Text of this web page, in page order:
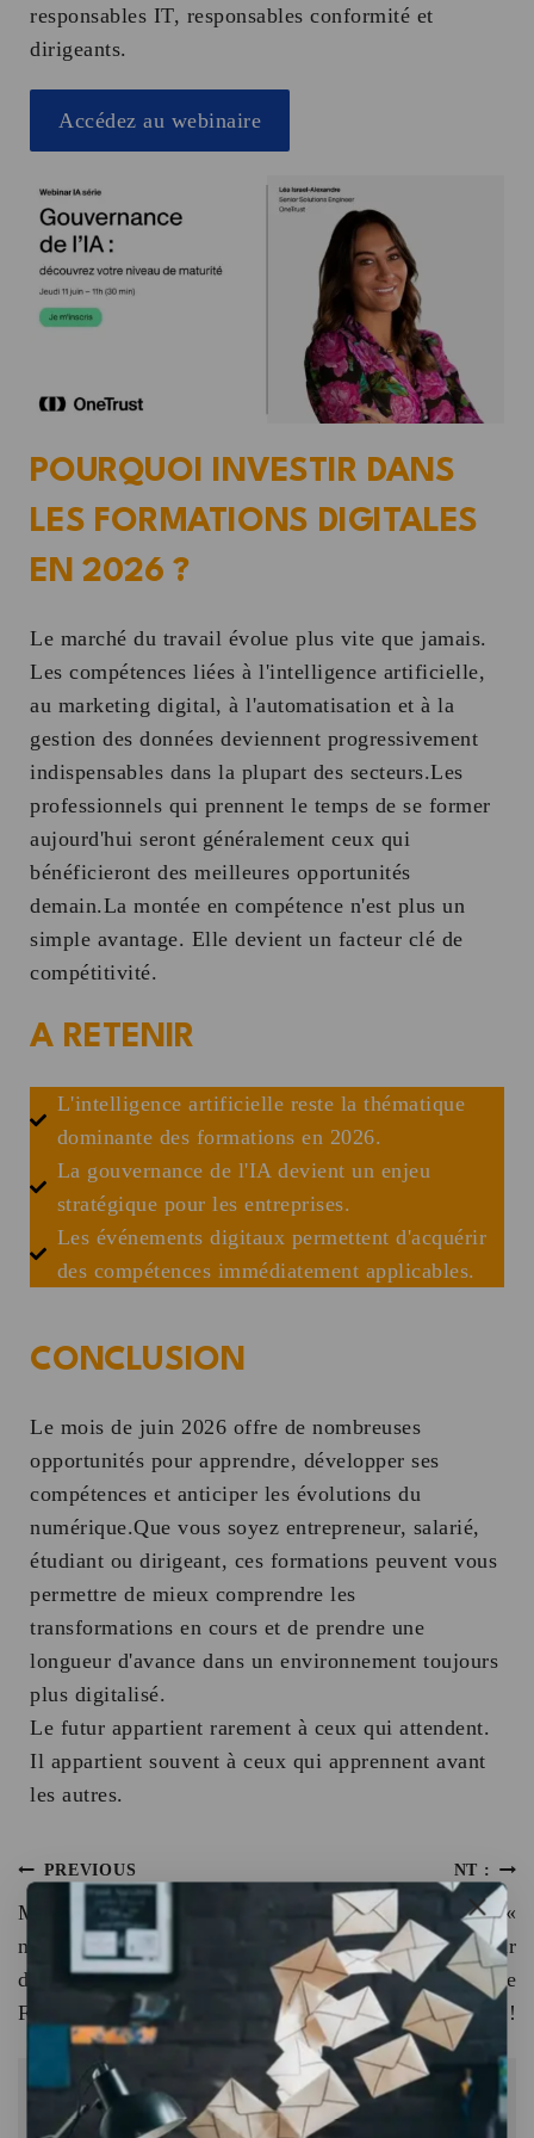
responsables IT, responsables conformité et
dirigeants.
Accédez au webinaire
POURQUOI INVESTIR DANS
LES FORMATIONS DIGITALES
EN 2026 ?
Le marché du travail évolue plus vite que jamais.
Les compétences liées à l'intelligence artificielle,
au marketing digital, à l'automatisation et à la
gestion des données deviennent progressivement
indispensables dans la plupart des secteurs.Les
professionnels qui prennent le temps de se former
aujourd'hui seront généralement ceux qui
bénéficieront des meilleures opportunités
demain.La montée en compétence n'est plus un
simple avantage. Elle devient un facteur clé de
compétitivité.
A RETENIR
L'intelligence artificielle reste la thématique
dominante des formations en 2026.
La gouvernance de l'IA devient un enjeu
stratégique pour les entreprises.
Les événements digitaux permettent d'acquérir
des compétences immédiatement applicables.
CONCLUSION
Le mois de juin 2026 offre de nombreuses
opportunités pour apprendre, développer ses
compétences et anticiper les évolutions du
numérique.Que vous soyez entrepreneur, salarié,
étudiant ou dirigeant, ces formations peuvent vous
permettre de mieux comprendre les
transformations en cours et de prendre une
longueur d'avance dans un environnement toujours
plus digitalisé.
Le futur appartient rarement à ceux qui attendent.
Il appartient souvent à ceux qui apprennent avant
les autres.
PREVIOUS
Meta lance Forum, une
nouvelle application
dédiée aux groupes
Facebook
NT :
Mistral remplace le «
chat » par Vibe pour
dépasser le simple
chatbot !
SIMILAR POSTS